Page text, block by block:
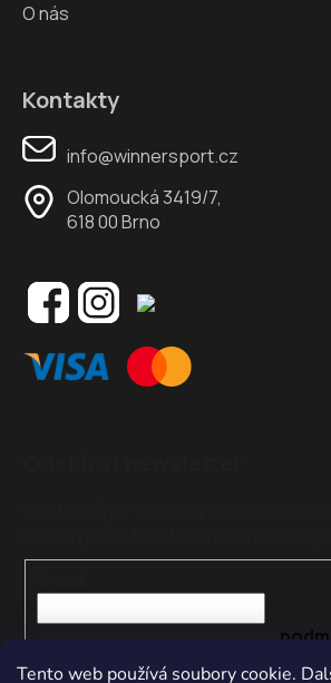
Tento web používá soubory cookie.
O nás
Kontakty
info@winnersport.cz
Olomoucká 3419/7,
618 00 Brno
Vložením e-mailu souhlasíte s
ochrany osobních údajů